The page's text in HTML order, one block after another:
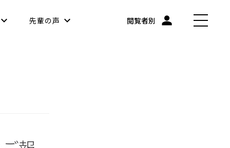
先輩の声 閲覧者別